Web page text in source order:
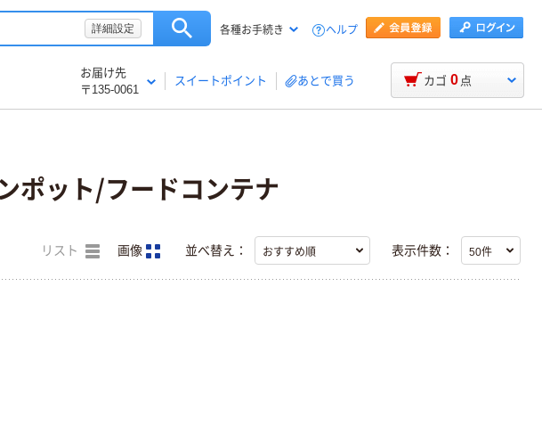
詳細設定 各種お手続き ヘルプ
お届け先
〒135-0061
スイートポイント あとで買う カゴ 0 点
ポット/フードコンテナ
リスト 画像 並べ替え： 表示件数：